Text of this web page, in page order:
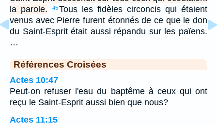
la parole.
45Tous les fidèles circoncis qui étaient
venus avec Pierre furent étonnés de ce que le don
du Saint-Esprit était aussi répandu sur les païens.
…
Références Croisées
Actes 10:47
Peut-on refuser l'eau du baptême à ceux qui ont
reçu le Saint-Esprit aussi bien que nous?
Actes 11:15